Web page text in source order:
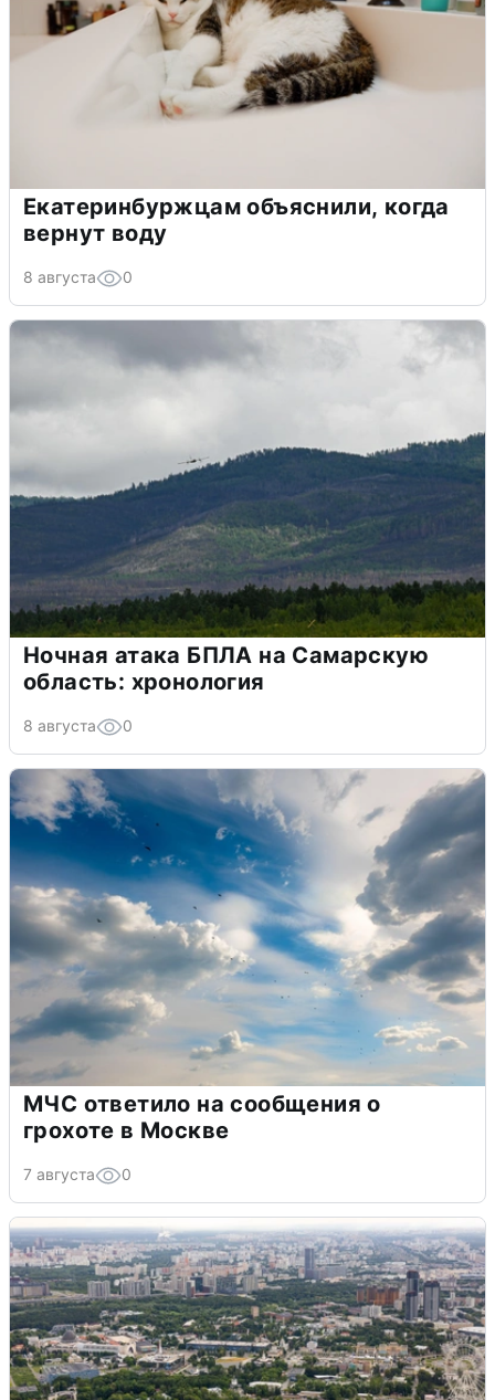
Екатеринбуржцам объяснили, когда
вернут воду
8 августа 0
Ночная атака БПЛА на Самарскую
область: хронология
8 августа 0
МЧС ответило на сообщения о
грохоте в Москве
7 августа 0